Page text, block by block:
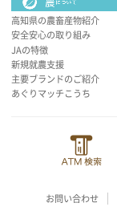
高知県の農畜産物紹介
安全安心の取り組み
JAの特徴
新規就農支援
主要ブランドのご紹介
あぐりマッチこうち
お問い合わせ